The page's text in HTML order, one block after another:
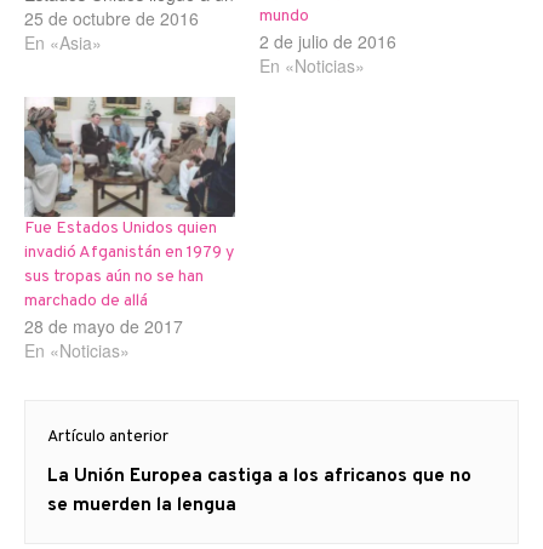
acuerdo amistoso con
Rusia y China. Así lo ha
American Interest” titulado
“Hacia un reorientación
mundial”(*). Como suele
suceder, casi ningún medio
se ha hecho eco de…
25 de octubre de 2016
En «Asia»
mundo
2 de julio de 2016
En «Noticias»
Fue Estados Unidos quien
invadió Afganistán en 1979 y
sus tropas aún no se han
marchado de allá
28 de mayo de 2017
En «Noticias»
de
entradas
Artículo anterior
Artículo
anterior
La Unión Europea castiga a los africanos que no
se muerden la lengua